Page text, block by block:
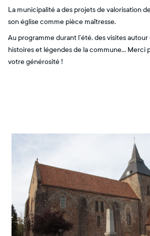
La municipalité a des projets de valorisation
son église comme pièce maîtresse.
Au programme durant l’été, des visites
histoires et légendes de la commune... Merci
votre générosité !